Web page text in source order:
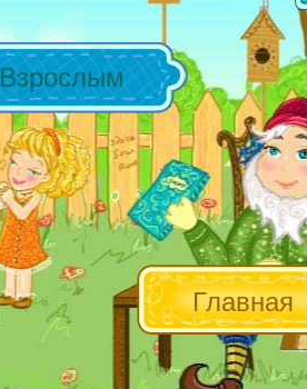
Главная
Взрослым